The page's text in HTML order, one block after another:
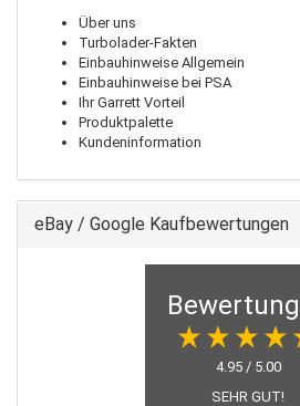
Über uns
Turbolader-Fakten
Einbauhinweise Allgemein
Einbauhinweise bei PSA
Ihr Garrett Vorteil
Produktpalette
Kundeninformation
eBay / Google Kaufbewertungen
4.95 / 5.00
SEHR GUT!